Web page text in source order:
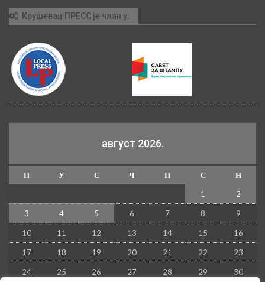
Крушевац ПРЕСС је члан у:
август 2026.
П У С Ч П С
Н
1
2
3 4 5 6 7 8 9
10 11 12 13 14 15 16
17 18 19 20 21 22 23
24 25 26 27 28 29 30